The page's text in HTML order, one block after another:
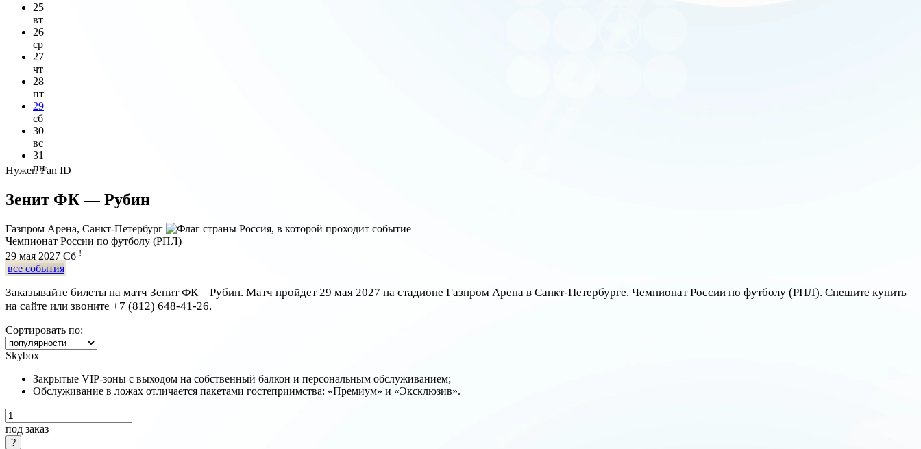
25
вт
26
ср
27
чт
28
пт
29
сб
30
вс
31
пн
Нужен Fan ID
Зенит ФК — Рубин
Газпром Арена, Санкт-Петербург
Чемпионат России по футболу (РПЛ)
29 мая 2027 Сб !
все события
Заказывайте билеты на матч Зенит ФК – Рубин. Матч пройдет 29 мая 2027 на стадионе Газпром Арена в Санкт-Петербурге. Чемпионат России по футболу (РПЛ). Спешите купить
на сайте или звоните +7 (812) 648-41-26.
Сортировать по:
Skybox
Закрытые VIP-зоны с выходом на собственный балкон и персональным обслуживанием;
Обслуживание в ложах отличается пакетами гостеприимства: «Премиум» и «Эксклюзив».
под заказ